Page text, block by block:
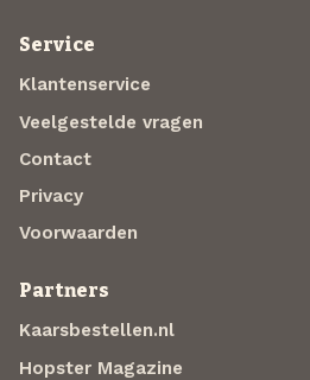
Service
Klantenservice
Veelgestelde vragen
Contact
Privacy
Voorwaarden
Partners
Kaarsbestellen.nl
Hopster Magazine